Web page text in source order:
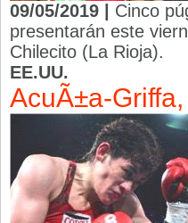
09/05/2019 | Cinco
presentarán este
Chilecito (La Rioja).
EE.UU.
AcuÃ±a-